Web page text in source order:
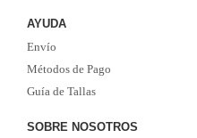
AYUDA
Envío
Métodos de Pago
Guía de Tallas
SOBRE NOSOTROS